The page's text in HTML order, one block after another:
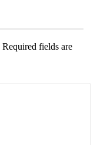
Required fields are